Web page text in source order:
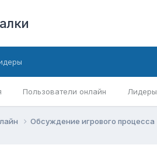
Пользователи онлайн Лидеры
Обсуждение игрового процесса